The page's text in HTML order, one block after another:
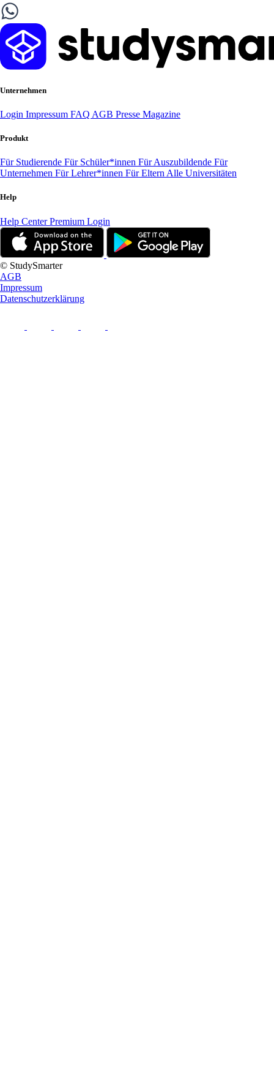
Unternehmen
Login Impressum FAQ AGB Presse Magazine
Produkt
Für Studierende Für Schüler*innen Für Auszubildende Für
Unternehmen Für Lehrer*innen Für Eltern Alle Universitäten
Help
Help CenterPremium Login
© StudySmarter
AGB
Impressum
Datenschutzerklärung